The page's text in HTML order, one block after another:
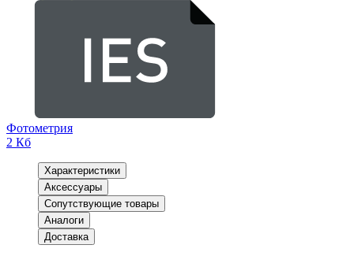
Фотометрия
2 Кб
Характеристики
Аксессуары
Сопутствующие товары
Аналоги
Доставка